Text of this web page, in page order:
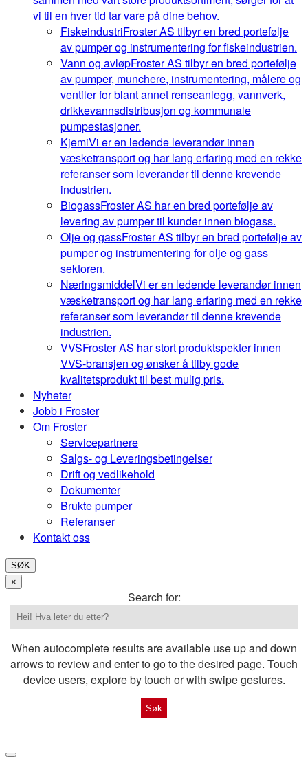
vi til en hver tid tar vare på dine behov.
FiskeindustriFroster AS tilbyr en bred portefølje
av pumper og instrumentering for fiskeindustrien.
Vann og avløpFroster AS tilbyr en bred portefølje
av pumper, munchere, instrumentering, målere og
ventiler for blant annet renseanlegg, vannverk,
drikkevannsdistribusjon og kommunale
pumpestasjoner.
KjemiVi er en ledende leverandør innen
væsketransport og har lang erfaring med en rekke
referanser som leverandør til denne krevende
industrien.
BiogassFroster AS har en bred portefølje av
levering av pumper til kunder innen biogass.
Olje og gassFroster AS tilbyr en bred portefølje av
pumper og instrumentering for olje og gass
sektoren.
NæringsmiddelVi er en ledende leverandør innen
væsketransport og har lang erfaring med en rekke
referanser som leverandør til denne krevende
industrien.
VVSFroster AS har stort produktspekter innen
VVS-bransjen og ønsker å tilby gode
kvalitetsprodukt til best mulig pris.
Nyheter
Jobb i Froster
Om Froster
Servicepartnere
Salgs- og Leveringsbetingelser
Drift og vedlikehold
Dokumenter
Brukte pumper
Referanser
Kontakt oss
SØK
×
Search for:
When autocomplete results are available use up and down
arrows to review and enter to go to the desired page. Touch
device users, explore by touch or with swipe gestures.